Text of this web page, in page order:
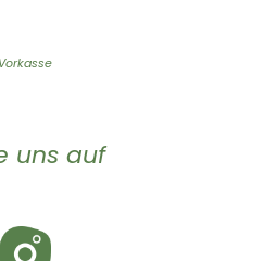
Vorkasse
uns auf